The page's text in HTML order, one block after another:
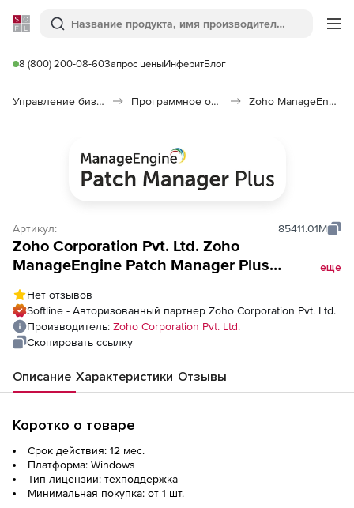
Softline
Поиск
8 (800) 200-08-60Запрос ценыИнферитБлог
Управление бизнесом, CRM/ERP Программное обеспечение для ведения дел Zoho ManageEngine Patch Manager Plus
Артикул: 85411.01M
Zoho Corporation Pvt. Ltd. Zoho
ManageEngine Patch Manager Plus
серверов на 1 год), fee for 10 Servers and
Single User
еще
Нет отзывов
Softline - Авторизованный партнер Zoho Corporation Pvt. Ltd.
Производитель: Zoho Corporation Pvt. Ltd.
Скопировать ссылку
Описание Характеристики Отзывы
Коротко о товаре
Срок действия: 12 мес.
Платформа: Windows
Тип лицензии: техподдержка
Минимальная покупка: от 1 шт.